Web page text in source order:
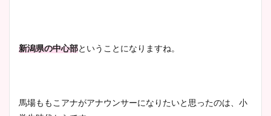
宇賀神メグアナのニット画像
新潟県の中心部ということになりますね。
馬場ももこアナがアナウンサーになりたいと思ったのは、小